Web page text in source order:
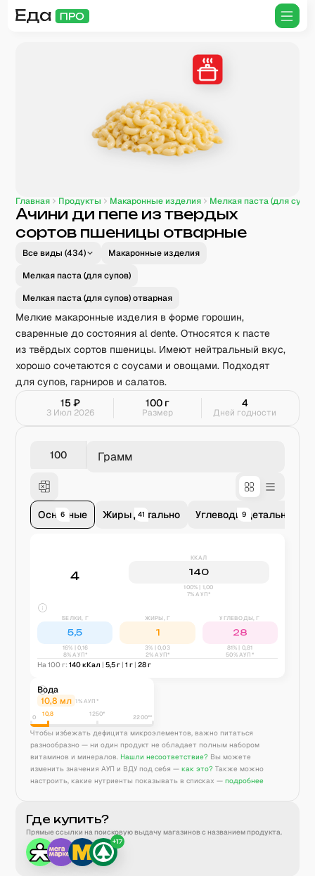
Главная Продукты Макаронные изделия Мелкая паста (для
Ачини ди пепе из твердых
сортов пшеницы отварные
Все виды (434)
Макаронные изделия
Мелкая паста (для супов)
Мелкая паста (для супов) отварная
Мелкие макаронные изделия в форме горошин,
сваренные до состояния al dente. Относятся к пасте
из твёрдых сортов пшеницы. Имеют нейтральный вкус,
хорошо сочетаются с соусами и овощами. Подходят
для супов, гарниров и салатов.
15₽
3 Июл 2026
100 г
Размер
4
Дней годности
Грамм
Основные
6 Жиры детально
41 Углеводы детально
9
4
ККАЛ
140
100% | 1,00
7% АУП*
БЕЛКИ, Г
5,5
16% |0,16
8% АУП*
ЖИРЫ, Г
1
3% |0,03
2% АУП*
УГЛЕВОДЫ, Г
28
81% | 0,81
50% АУП*
На 100 г: 140кКал | 5,5г | 1 г | 28г
Вода
10,8 мл 1% АУП*
0 10,8 1250* 2200**
Чтобы избежать дефицита микроэлементов, важно питаться
разнообразно — ни один продукт не обладает полным набором
витаминов и минералов. Нашли несоответствие? Вы можете
изменить значения АУП и ВДУ под себя — как это? Также можно
настроить, какие нутриенты показывать в списках — подробнее
Где купить?
Прямые ссылки на поисковую выдачу магазинов с названием продукта.
+17